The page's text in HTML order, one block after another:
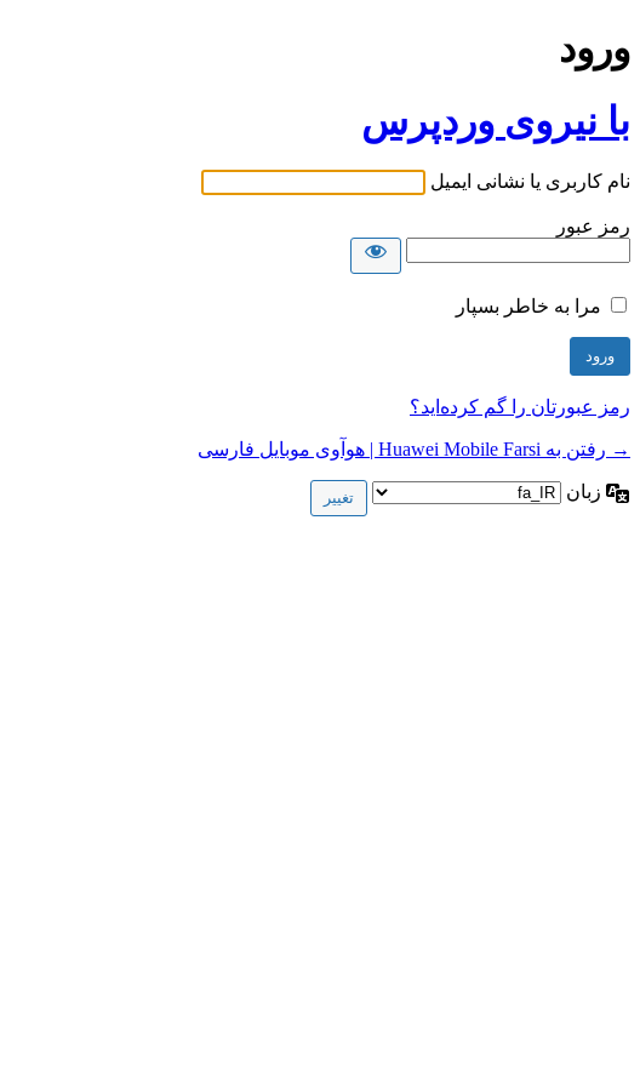
ورود
با نیروی وردپرس
نام کاربری یا نشانی ایمیل
رمز عبور
مرا به خاطر بسپار
رمز عبورتان را گم کرده‌اید؟
→ رفتن به Huawei Mobile Farsi | هوآوی موبایل فارسی
زبان